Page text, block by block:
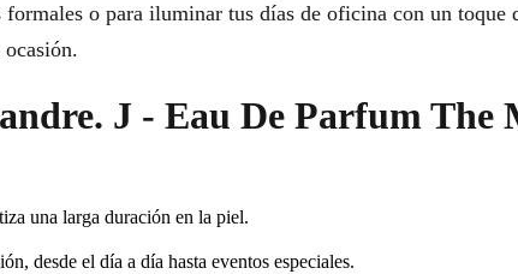
o para iluminar tus días de oficina con un toque
ocasión.
J - Eau De Parfum The
una larga duración en la piel.
desde el día a día hasta eventos especiales.